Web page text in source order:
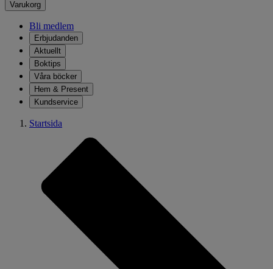
Varukorg
Bli medlem
Erbjudanden
Aktuellt
Boktips
Våra böcker
Hem & Present
Kundservice
Startsida